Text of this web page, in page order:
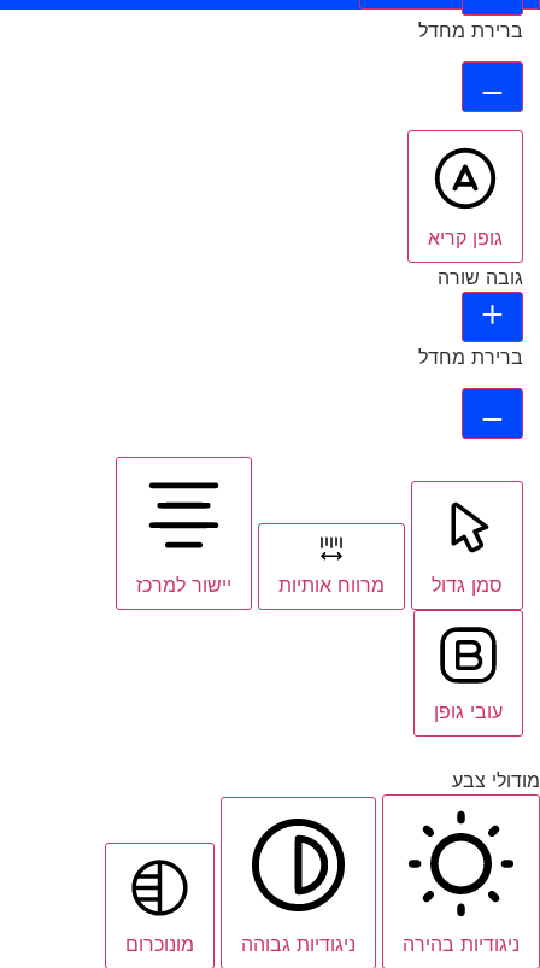
ברירת מחדל
גופן קריא
גובה שורה
ברירת מחדל
סמן גדול מרווח אותיות יישור למרכז
עובי גופן
מודולי צבע
ניגודיות בהירה ניגודיות גבוהה מונוכרום